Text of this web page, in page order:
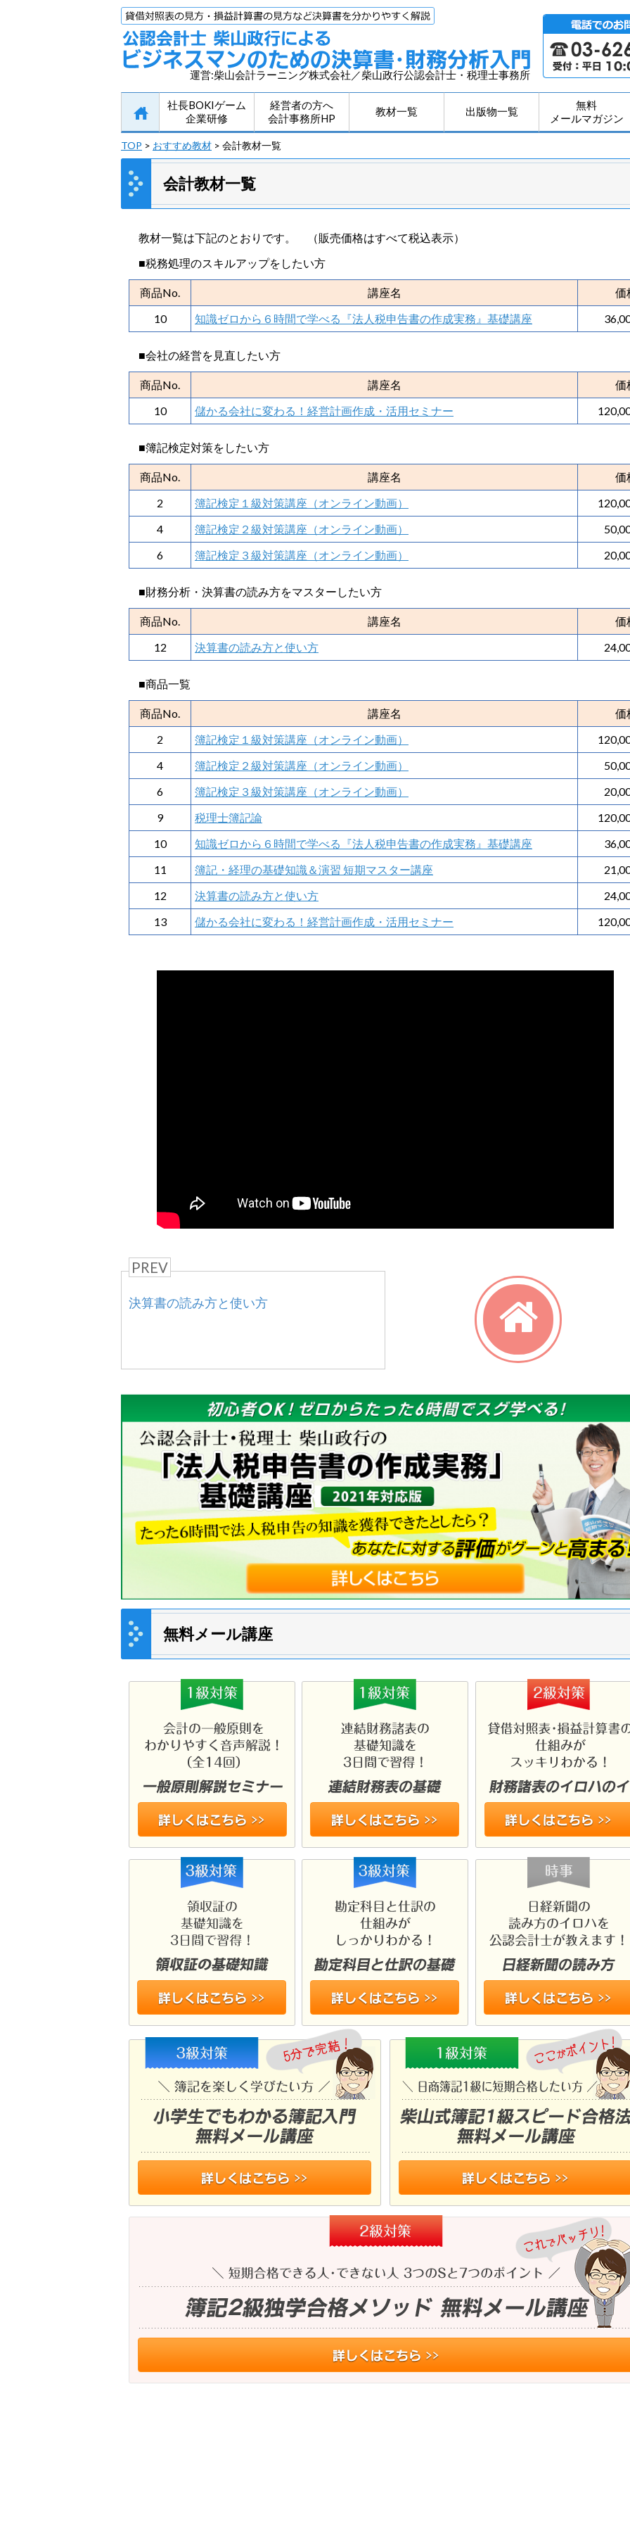
運営:柴山会計ラーニング株式会社／柴山政行公認会計士・税理士事務所
社長BOKIゲーム
企業研修
経営者の方へ
会計事務所HP
教材一覧 出版物一覧
無料
メールマガジン
TOP > おすすめ教材 > 会計教材一覧
会計教材一覧
教材一覧は下記のとおりです。 （販売価格はすべて税込表示）
■税務処理のスキルアップをしたい方
商品No. 講座名
価
10
知識ゼロから６時間で学べる『法人税申告書の作成実務』基礎講座
■会社の経営を見直したい方
商品No. 講座名
価
10
儲かる会社に変わる！経営計画作成・活用セミナー
■簿記検定対策をしたい方
商品No. 講座名
価
2
簿記検定１級対策講座（オンライン動画）
4
簿記検定２級対策講座（オンライン動画）
6
簿記検定３級対策講座（オンライン動画）
■財務分析・決算書の読み方をマスターしたい方
商品No. 講座名
価
12
決算書の読み方と使い方
■商品一覧
商品No. 講座名
価
2
簿記検定１級対策講座（オンライン動画）
4
簿記検定２級対策講座（オンライン動画）
6
簿記検定３級対策講座（オンライン動画）
9
税理士簿記論
10
知識ゼロから６時間で学べる『法人税申告書の作成実務』基礎講座
11
簿記・経理の基礎知識＆演習 短期マスター講座
12
決算書の読み方と使い方
13
儲かる会社に変わる！経営計画作成・活用セミナー
PREV
決算書の読み方と使い方
無料メール講座